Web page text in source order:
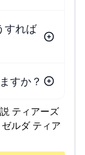
すれば
すか？
ティアーズ
ルダ ティア